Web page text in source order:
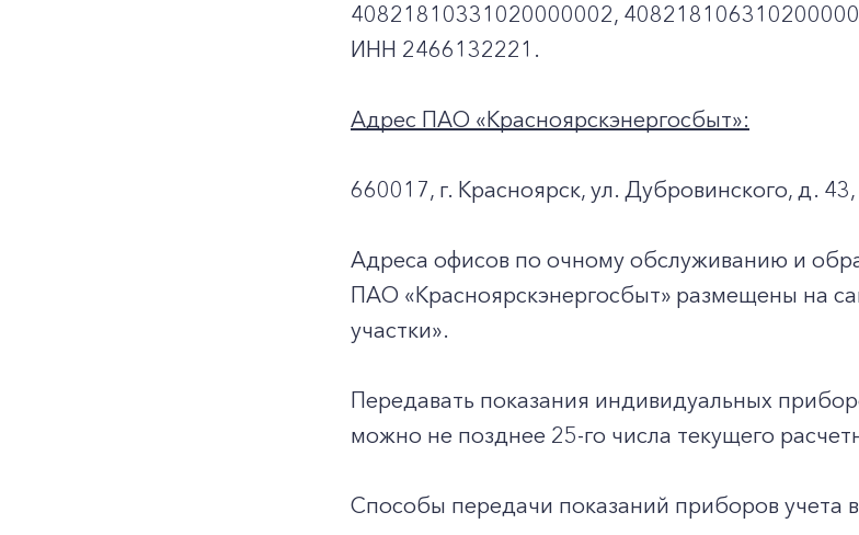
+7-800-700-24-57
Частным клиентам
Корпоративным клиентам
40821810331020000002,
ИНН 2466132221.
Адрес ПАО «Красноярскэнергосбыт»:
660017, г. Красноярск, ул. Дубровинского, д. 43,
Адреса офисов по очному обслуживанию и
ПАО «Красноярскэнергосбыт» размещены на
участки».
Передавать показания индивидуальных
можно не позднее 25-го числа текущего
Способы передачи показаний приборов учета